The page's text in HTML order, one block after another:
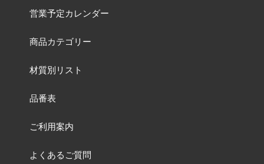
営業予定カレンダー
商品カテゴリー
材質別リスト
品番表
ご利用案内
よくあるご質問